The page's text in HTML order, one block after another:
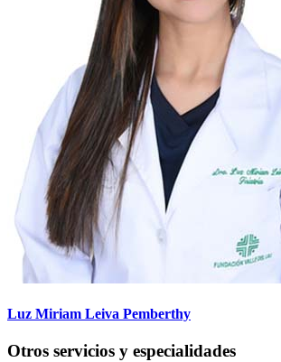
Luz Miriam Leiva Pemberthy
Otros servicios y especialidades